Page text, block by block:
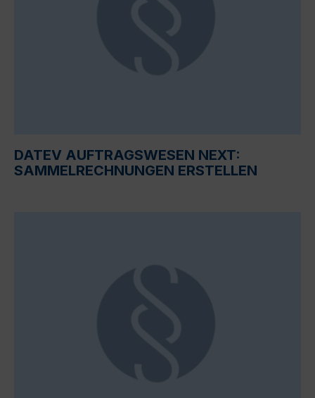
DATEV AUFTRAGSWESEN NEXT:
SAMMELRECHNUNGEN ERSTELLEN